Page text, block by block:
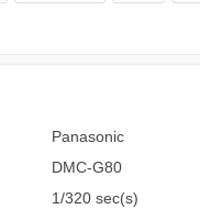
Panasonic
DMC-G80
1/320 sec(s)